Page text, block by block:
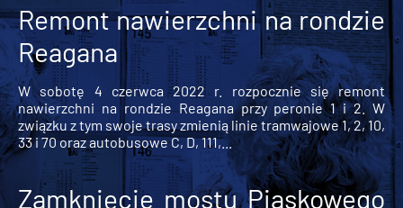
Remont nawierzchni na rondzie
Reagana
W sobotę 4 czerwca 2022 r. rozpocznie się remont
nawierzchni na rondzie Reagana przy peronie 1 i 2. W
związku z tym swoje trasy zmienią linie tramwajowe 1, 2, 10,
33 i 70 oraz autobusowe C, D, 111,...
Zamknięcie mostu Piaskowego